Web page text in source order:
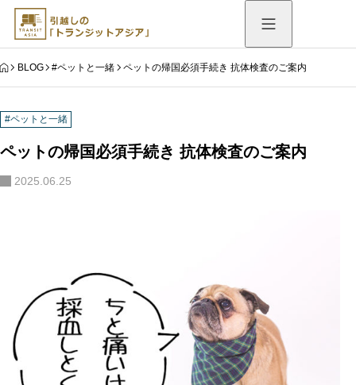
HOME
BLOG #ペットと一緒 ペットの帰国必須手続き 抗体検査のご案内
#ペットと一緒
ペットの帰国必須手続き 抗体検査のご案内
2025.06.25